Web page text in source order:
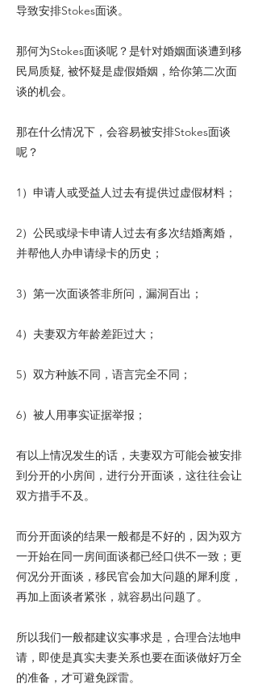
导致安排Stokes面谈。
那何为Stokes面谈呢？是针对婚姻面谈遭到移
民局质疑, 被怀疑是虚假婚姻，给你第二次面
谈的机会。
那在什么情况下，会容易被安排Stokes面谈
呢？
1）申请人或受益人过去有提供过虚假材料；
2）公民或绿卡申请人过去有多次结婚离婚，
并帮他人办申请绿卡的历史；
3）第一次面谈答非所问，漏洞百出；
4）夫妻双方年龄差距过大；
5）双方种族不同，语言完全不同；
6）被人用事实证据举报；
有以上情况发生的话，夫妻双方可能会被安排
到分开的小房间，进行分开面谈，这往往会让
双方措手不及。
而分开面谈的结果一般都是不好的，因为双方
一开始在同一房间面谈都已经口供不一致；更
何况分开面谈，移民官会加大问题的犀利度，
再加上面谈者紧张，就容易出问题了。
所以我们一般都建议实事求是，合理合法地申
请，即使是真实夫妻关系也要在面谈做好万全
的准备，才可避免踩雷。